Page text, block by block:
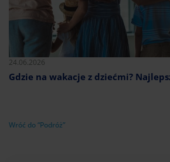
24.06.2026
Gdzie na wakacje z dziećmi?
Wróć do “Podróż”